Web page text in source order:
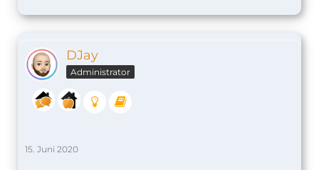
DJay
Administrator
15. Juni 2020